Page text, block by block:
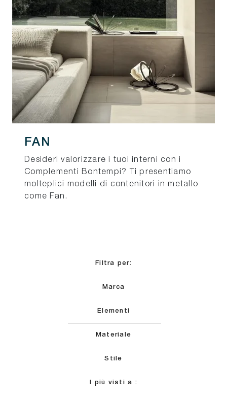
FAN
Desideri valorizzare i tuoi interni con i
Complementi Bontempi? Ti presentiamo
molteplici modelli di contenitori in metallo
come Fan.
Filtra per:
Marca
Elementi
Materiale
Stile
I più visti a :